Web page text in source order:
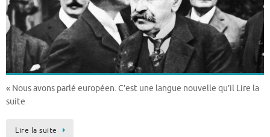
« Nous avons parlé européen. C’est une langue nouvelle qu’il Lire la
suite
Lire la suite